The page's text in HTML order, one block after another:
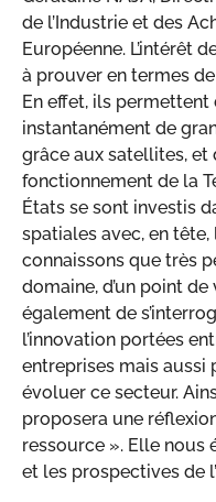
de l’Industrie et des
Européenne. L’intérêt
à prouver en termes
En effet, ils
instantanément de
grâce aux satellites,
fonctionnement de la
États se sont investis
spatiales avec, en tête,
connaissons que très
domaine, d’un point
également de
l’innovation portées
entreprises mais aussi
évoluer ce secteur.
proposera une
ressource ». Elle nous
et les prospectives de